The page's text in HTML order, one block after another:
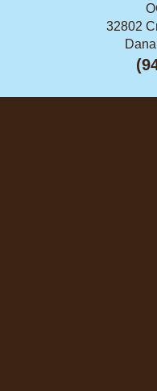
32802